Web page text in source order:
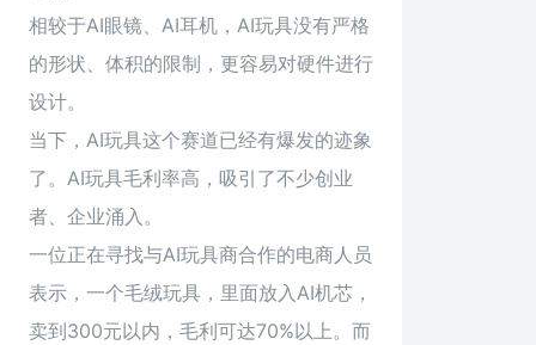
相较于AI眼镜、AI耳机，AI玩具没有严格
的形状、体积的限制，更容易对硬件进行
设计。
当下，AI玩具这个赛道已经有爆发的迹象
了。AI玩具毛利率高，吸引了不少创业
者、企业涌入。
一位正在寻找与AI玩具商合作的电商人员
表示，一个毛绒玩具，里面放入AI机芯，
卖到300元以内，毛利可达70%以上。而